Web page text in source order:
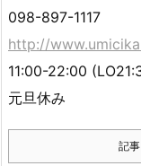
098-897-1117
http://
11:00-22:00
元旦休み
記